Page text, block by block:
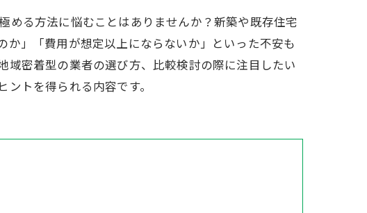
める方法に悩むことはありませんか？新築や既存住宅
」「費用が想定以上にならないか」といった不安も
密着型の業者の選び方、比較検討の際に注目したい
トを得られる内容です。